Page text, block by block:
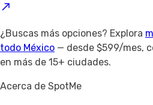
¿Buscas más opciones? Explora
todo México — desde $599/mes,
en más de 15+ ciudades.
Acerca de SpotMe